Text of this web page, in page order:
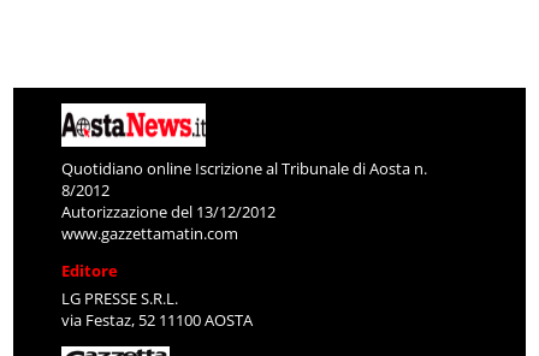
Quotidiano online Iscrizione al Tribunale di Aosta n.
8/2012
Autorizzazione del 13/12/2012
www.gazzettamatin.com
Editore
LG PRESSE S.R.L.
via Festaz, 52 11100 AOSTA